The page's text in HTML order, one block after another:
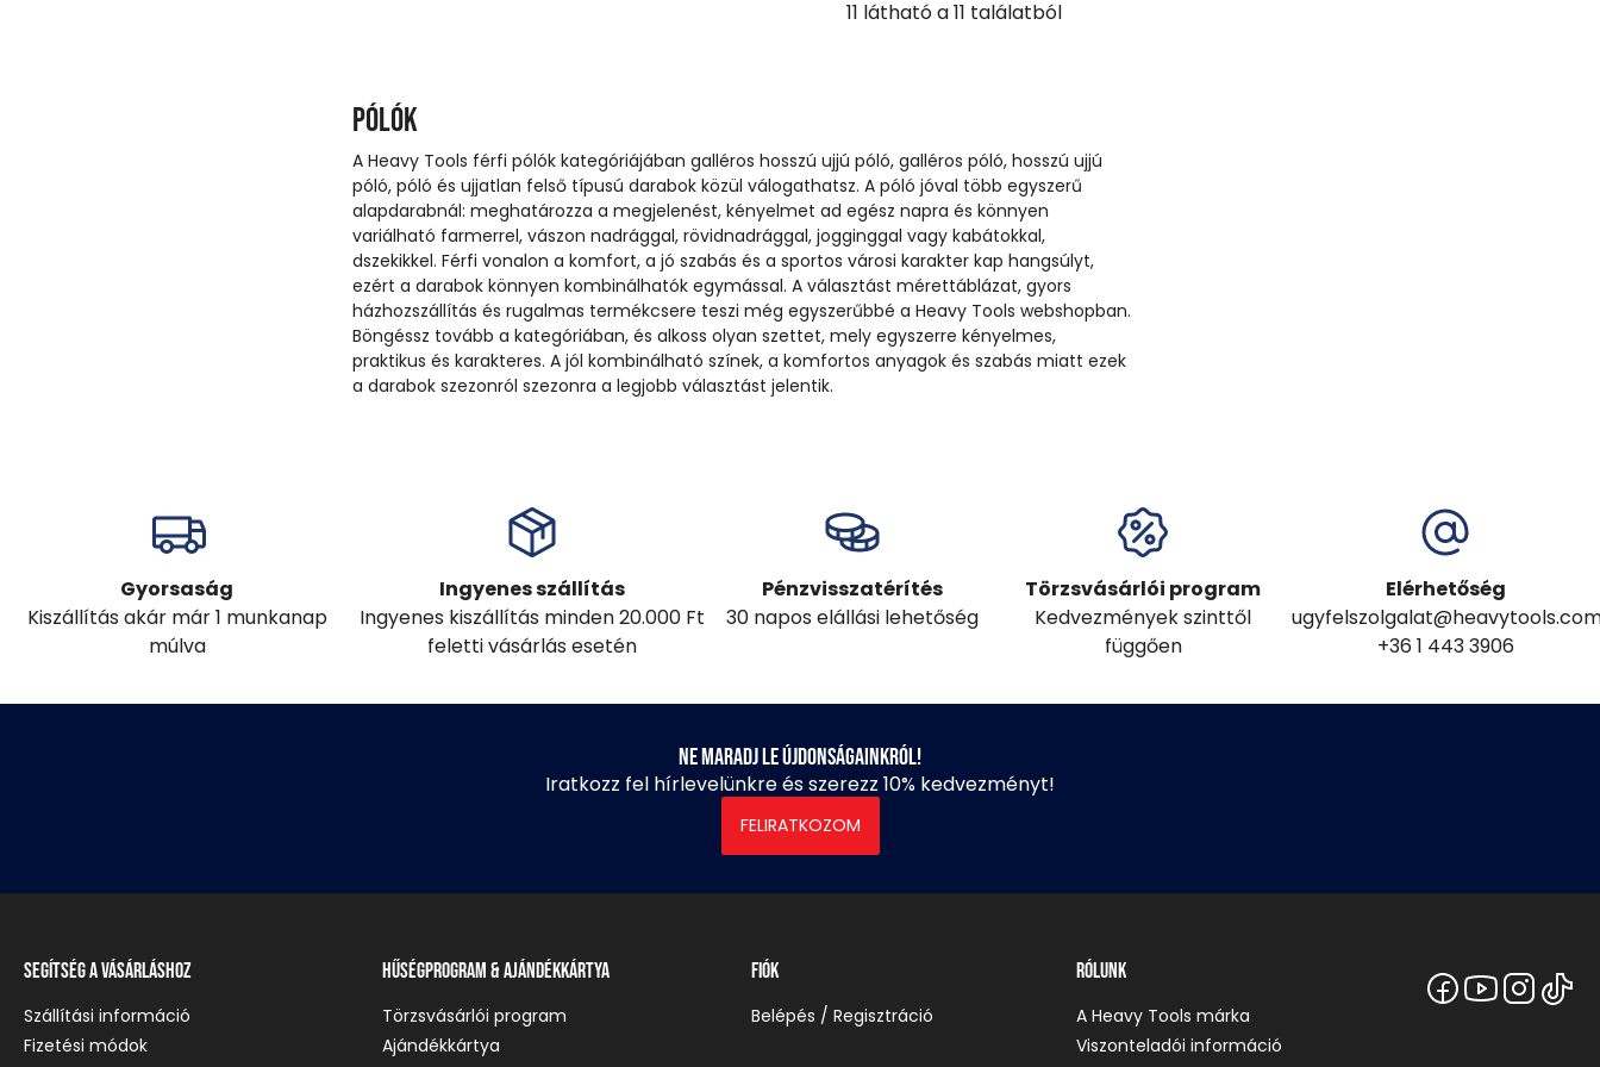
11 látható a11 találatból
Pólók
A Heavy Tools férfi pólók kategóriájában galléros hosszú ujjú póló, galléros póló, hosszú ujjú
póló, póló és ujjatlan felső típusú darabok közül válogathatsz. A póló jóval több egyszerű
alapdarabnál: meghatározza a megjelenést, kényelmet ad egész napra és könnyen
variálható farmerrel, vászon nadrággal, rövidnadrággal, jogginggal vagy kabátokkal,
dszekikkel. Férfi vonalon a komfort, a jó szabás és a sportos városi karakter kap hangsúlyt,
ezért a darabok könnyen kombinálhatók egymással. A választást mérettáblázat, gyors
házhozszállítás és rugalmas termékcsere teszi még egyszerűbbé a Heavy Tools webshopban.
Böngéssz tovább a kategóriában, és alkoss olyan szettet, mely egyszerre kényelmes,
praktikus és karakteres. A jól kombinálható színek, a komfortos anyagok és szabás miatt ezek
a darabok szezonról szezonra a legjobb választást jelentik.
Gyorsaság
Kiszállítás akár már 1 munkanap
múlva
Ingyenes szállítás
Ingyenes kiszállítás minden 20.000 Ft
feletti vásárlás esetén
Pénzvisszatérítés
30 napos elállási lehetőség
Törzsvásárlói program
Kedvezmények szinttől
függően
Elérhetőség
+36 1 443 3906
Ne maradj le újdonságainkról!
Iratkozz fel hírlevelünkre és szerezz 10% kedvezményt!
FELIRATKOZOM
Segítség a vásárláshoz
Szállítási információ
Fizetési módok
Hűségprogram & Ajándékkártya
Törzsvásárlói program
Ajándékkártya
Fiók
Belépés / Regisztráció
Rólunk
A Heavy Tools márka
Viszonteladói információ